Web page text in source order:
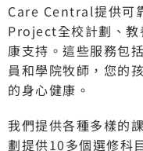
Care Central提供可
Project全校計劃、教
康支持。這些服務包
員和學院牧師，您的
的身心健康。
我們提供各種多樣的
劃提供10多個選修科